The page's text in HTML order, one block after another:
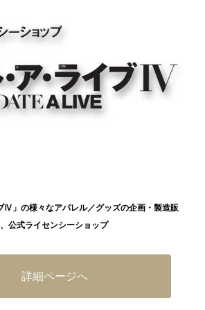
Ⅳ」の様々なアパレル／グッズの企画・製造販
公式ライセンシーショップ
詳細ページへ